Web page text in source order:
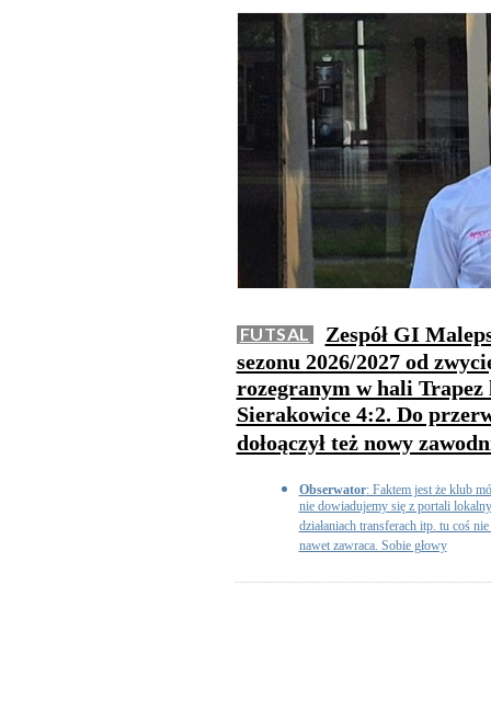
FUTSAL
Zespół GI
sezonu 2026/2027 od
rozegranym w hali
Sierakowice 4:2. Do
dołoączył też nowy
Obserwator: Faktem jest że klub
nie dowiadujemy się z portali
działaniach transferach itp. tu coś
nawet zawraca. Sobie głowy